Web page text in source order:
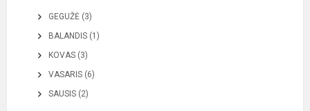
GEGUŽĖ (3)
BALANDIS (1)
KOVAS (3)
VASARIS (6)
SAUSIS (2)